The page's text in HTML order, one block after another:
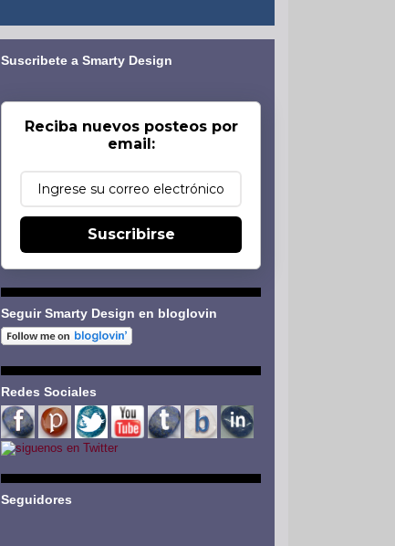
Suscribete a Smarty Design
Reciba nuevos posteos por
email:
Suscribirse
Seguir Smarty Design en bloglovin
Redes Sociales
Seguidores